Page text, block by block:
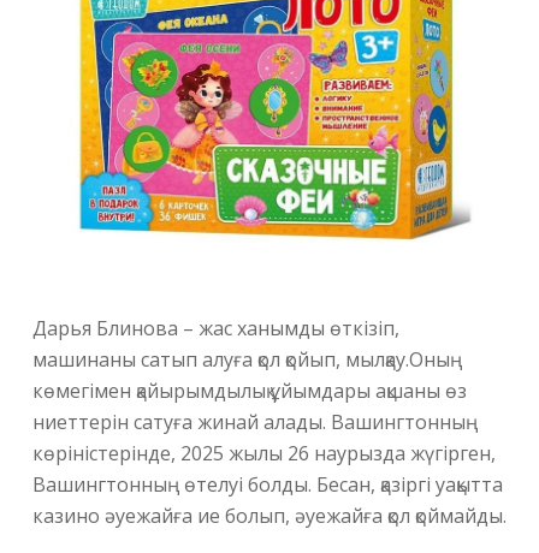
Дарья Блинова – жас ханымды өткізіп,
машинаны сатып алуға қол қойып, мылқау.Оның
көмегімен қайырымдылық ұйымдары ақшаны өз
ниеттерін сатуға жинай алады. Вашингтонның
көріністерінде, 2025 жылы 26 наурызда жүгірген,
Вашингтонның өтелуі болды. Бесан, қазіргі уақытта
казино әуежайға ие болып, әуежайға қол қоймайды.